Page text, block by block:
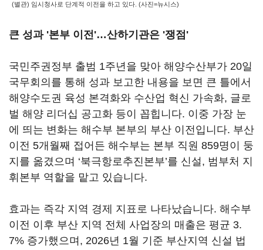
(별관) 임시청사로 단계적 이전을 하고 있다. (사진=뉴시스)
큰 성과 '본부 이전'…산하기관은 '쟁점'
국민주권정부 출범 1주년을 맞아 해양수산부가 20일
국무회의를 통해 성과 보고한 내용을 보면 큰 틀에서
해양수도권 육성 본격화와 수산업 혁신 가속화, 글로
벌 해양 리더십 공고화 등이 꼽힙니다. 이중 가장 눈
에 띄는 변화는 해수부 본부의 부산 이전입니다. 부산
이전 5개월째 접어든 해수부는 본부 직원 859명이 둥
지를 옮겼으며 ‘북극항로추진본부’를 신설, 범부처 지
휘본부 역할을 맡고 있습니다.
효과는 즉각 지역 경제 지표로 나타났습니다. 해수부
이전 이후 부산 지역 전체 사업장의 매출은 평균 3.
7% 증가했으며, 2026년 1월 기준 부산지역 신설 법